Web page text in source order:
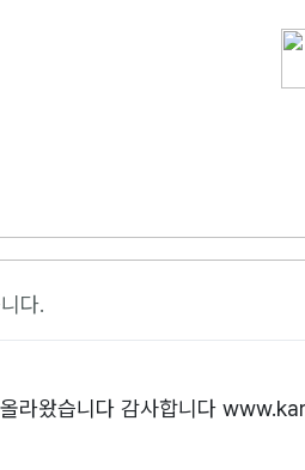
다.
라왔습니다 감사합니다